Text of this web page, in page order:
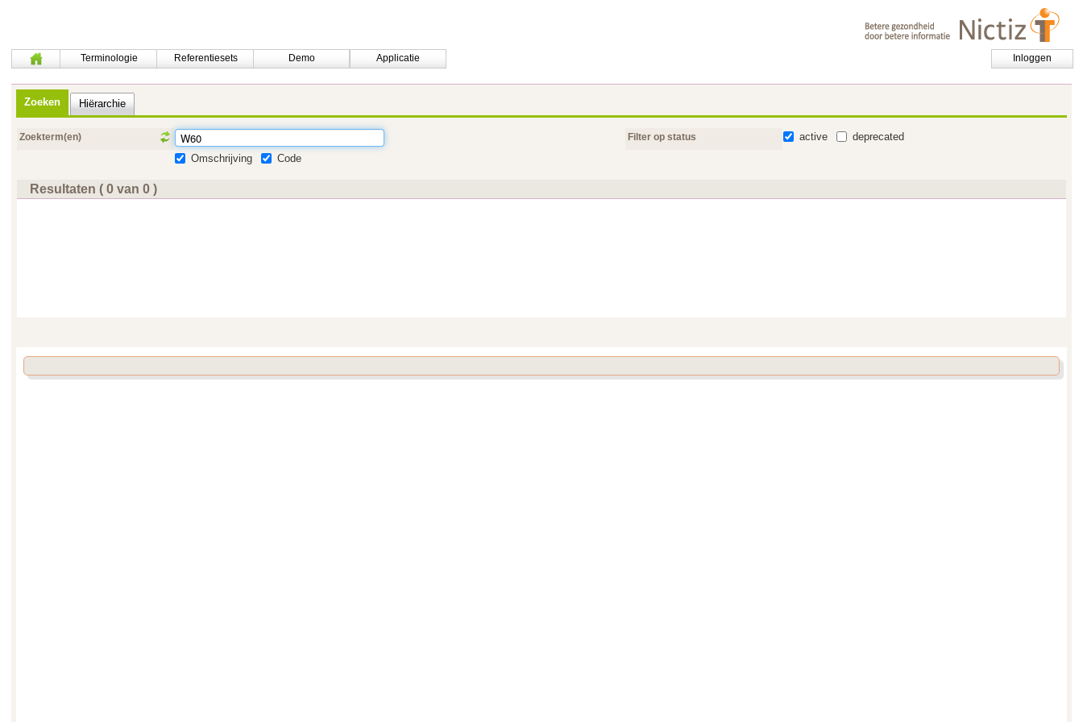
Terminologie Referentiesets Demo Applicatie Inloggen
Zoeken Hiërarchie
Zoekterm(en) Filter op status active
deprecated
Omschrijving
Code
Resultaten ( 0 van 0 )